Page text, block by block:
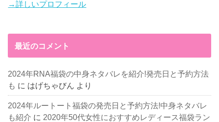
→詳しいプロフィール
最近のコメント
2024年RNA福袋の中身ネタバレを紹介!発売日と予約方法
も に はげちゃびん より
2024年ルートート福袋の発売日と予約方法!中身ネタバレ
も紹介 に 2020年50代女性におすすめレディース福袋ラン